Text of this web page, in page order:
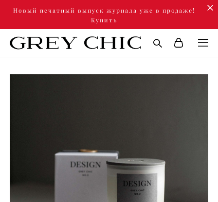
Новый печатный выпуск журнала уже в продаже!
Купить